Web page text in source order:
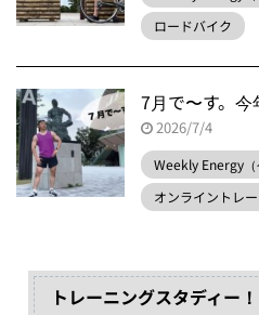
ロードバイク
7月で〜す。
2026/7/4
Weekly Energy（
オンライントレ
トレーニングスタディー！